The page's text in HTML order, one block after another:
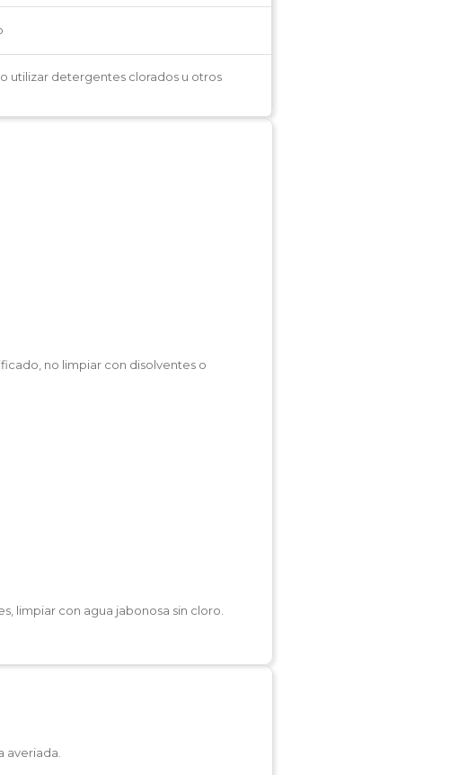
utilizar detergentes clorados u otros
no limpiar con disolventes o
limpiar con agua jabonosa sin cloro.
averiada.